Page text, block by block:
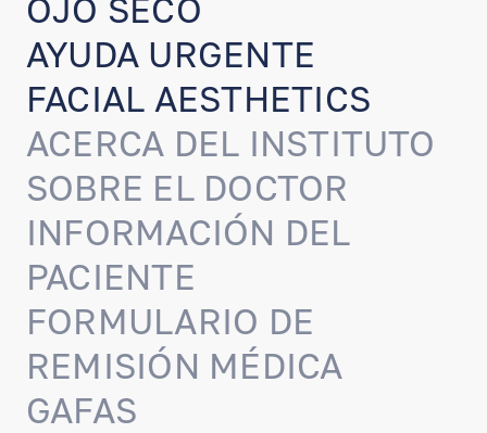
ACERCA DEL INSTITUTO
SOBRE EL DOCTOR
INFORMACIÓN DEL
PACIENTE
FORMULARIO DE
REMISIÓN MÉDICA
GAFAS
OJO SECO
AYUDA URGENTE
FACIAL AESTHETICS